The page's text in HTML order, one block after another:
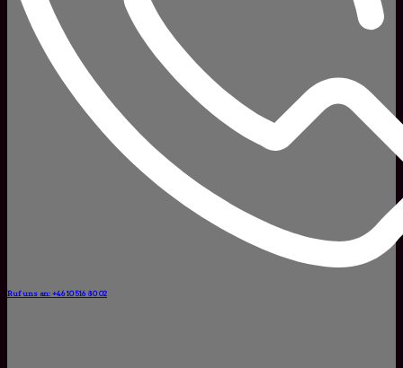
Ruf uns an: +46 10 516 80 02